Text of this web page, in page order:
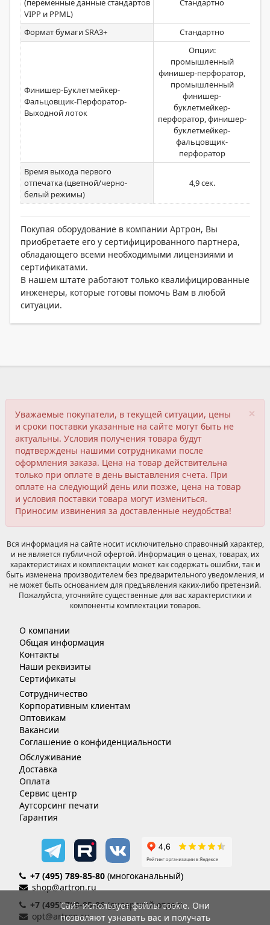
(переменные данные стандартов
VIPP и PPML)
Стандартно
Формат бумаги SRA3+ Стандартно
Финишер-Буклетмейкер-
Фальцовщик-Перфоратор-
Выходной лоток
Опции:
промышленный
финишер-перфоратор,
промышленный
финишер-
буклетмейкер-
перфоратор, финишер-
буклетмейкер-
фальцовщик-
перфоратор
Время выхода первого
отпечатка (цветной/черно-
белый режимы)
4,9 сек.
Покупая оборудование в компании Артрон, Вы
приобретаете его у сертифицированного партнера,
обладающего всеми необходимыми лицензиями и
сертификатами.
В нашем штате работают только квалифицированные
инженеры, которые готовы помочь Вам в любой
ситуации.
×
Уважаемые покупатели, в текущей ситуации, цены
и сроки поставки указанные на сайте могут быть не
актуальны. Условия получения товара будут
подтверждены нашими сотрудниками после
оформления заказа. Цена на товар действительна
только при оплате в день выставления счета. При
оплате на следующий день или позже, цена на товар
и условия поставки товара могут измениться.
Приносим извинения за доставленные неудобства!
Вся информация на сайте носит исключительно справочный характер,
и не является публичной офертой. Информация о ценах, товарах, их
характеристиках и комплектации может как содержать ошибки, так и
быть изменена производителем без предварительного уведомления, и
не может быть основанием для предъявления каких-либо претензий.
Пожалуйста, уточняйте существенные для вас характеристики и
компоненты комплектации товаров.
О компании
Общая информация
Контакты
Наши реквизиты
Сертификаты
Сотрудничество
Корпоративным клиентам
Оптовикам
Вакансии
Соглашение о конфиденциальности
Обслуживание
Доставка
Оплата
Сервис центр
Аутсорсинг печати
Гарантия
+7 (495) 789-85-80 (многоканальный)
shop@artron.ru
+7 (495) 789-85-86(дилерский отдел)
opt@artron.ru
Сайт использует файлы cookie. Они
позволяют узнавать вас и получать